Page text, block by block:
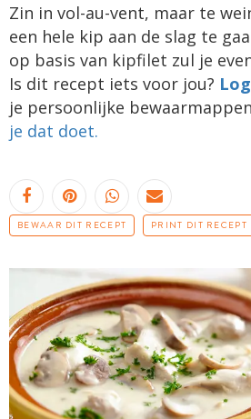
Zin in vol-au-vent, maar te
een hele kip aan de slag te
op basis van kipfilet zul je
Is dit recept iets voor jou?
je persoonlijke
je dat doet.
BEWAAR DIT RECEPT PRINT DIT RECEPT